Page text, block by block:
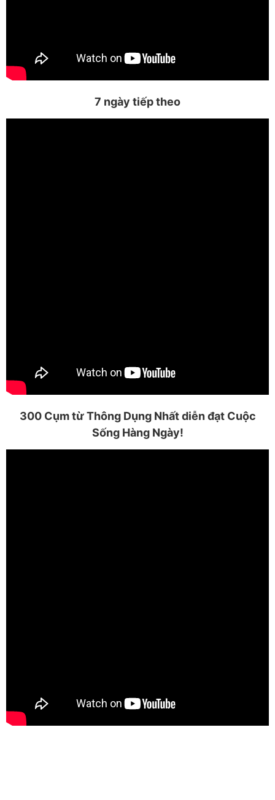
7 ngày tiếp theo
300 Cụm từ Thông Dụng Nhất diễn đạt Cuộc
Sống Hàng Ngày!